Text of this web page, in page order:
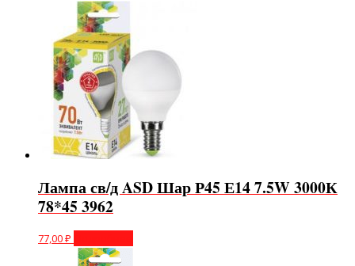
Лампа св/д ASD Шар Р45 Е14 7.5W 3000К
78*45 3962
77,00₽